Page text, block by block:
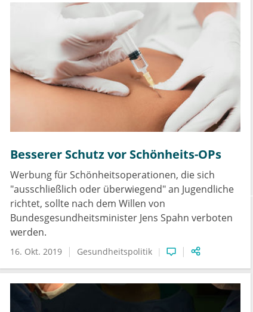
Besserer Schutz vor Schönheits-OPs
Werbung für Schönheitsoperationen, die sich
"ausschließlich oder überwiegend" an Jugendliche
richtet, sollte nach dem Willen von
Bundesgesundheitsminister Jens Spahn verboten
werden.
16. Okt. 2019 Gesundheitspolitik